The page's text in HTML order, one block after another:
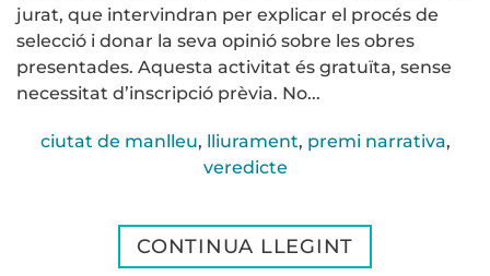
jurat, que intervindran per explicar el procés de
selecció i donar la seva opinió sobre les obres
presentades. Aquesta activitat és gratuïta, sense
necessitat d’inscripció prèvia. No...
ciutat de manlleu, lliurament, premi narrativa,
veredicte
CONTINUA LLEGINT